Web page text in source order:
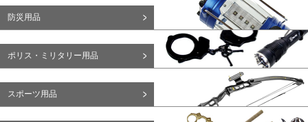
防災用品
ポリス・ミリタリー用品
スポーツ用品